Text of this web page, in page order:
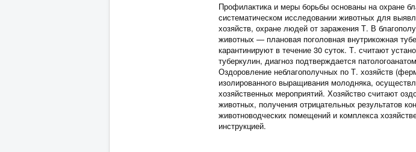
Профилактика и меры борьбы основаны на охране
систематическом исследовании животных для
хозяйств, охране людей от заражения Т. В
животных — плановая поголовная внутрикожная
карантинируют в течение 30 суток. Т. считают
туберкулин, диагноз подтверждается
Оздоровление неблагополучных по Т. хозяйств
изолированного выращивания молодняка,
хозяйственных мероприятий. Хозяйство считают
животных, получения отрицательных результатов
животноводческих помещений и комплекса
инструкцией.